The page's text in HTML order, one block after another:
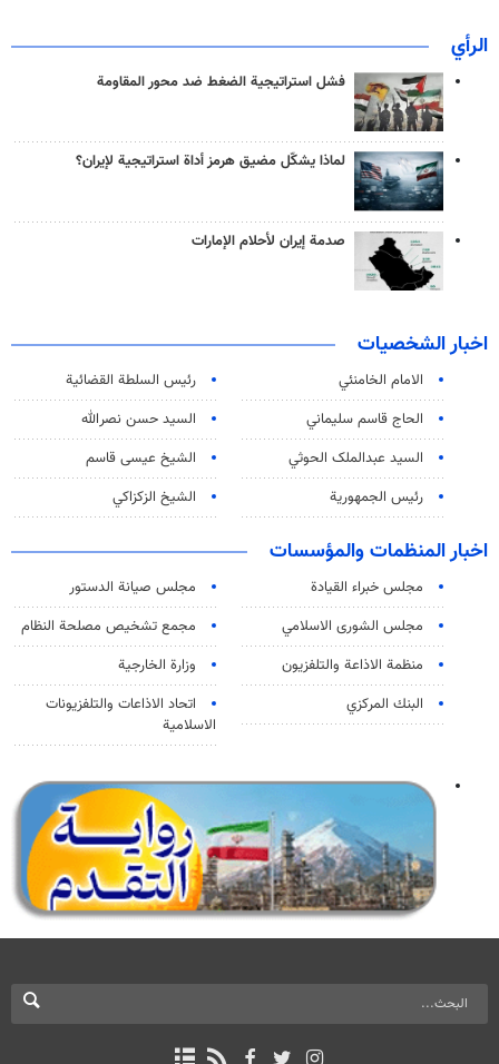
الرأي
فشل استراتيجية الضغط ضد محور المقاومة
لماذا يشكّل مضيق هرمز أداة استراتيجية لإيران؟
صدمة إيران لأحلام الإمارات
اخبار الشخصيات
الامام الخامنئي
رئیس السلطة القضائیة
الحاج قاسم سليماني
السيد حسن نصرالله
السید عبدالملک الحوثي
الشيخ عيسى قاسم
رئيس الجمهورية
الشيخ الزكزاكي
اخبار المنظمات والمؤسسات
مجلس خبراء القيادة
مجلس صيانة الدستور
مجلس الشورى الاسلامي
مجمع تشخيص مصلحة النظام
منظمة الاذاعة والتلفزیون
وزارة الخارجية
البنك المركزي
اتحاد الاذاعات والتلفزيونات
الاسلامية